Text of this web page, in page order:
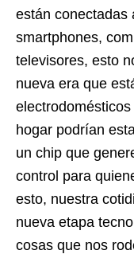
están conectadas
smartphones,
televisores, esto
nueva era que
hogar podrían
un chip que
control para
esto, nuestra
nueva etapa
cosas que nos